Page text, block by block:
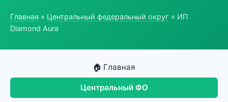
Главная » Центральный федеральный округ » ИП
Diamond Aura
🏠 Главная
Центральный ФО